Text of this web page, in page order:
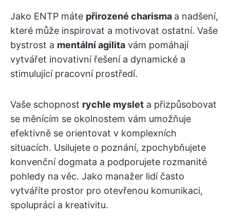
Jako ENTP máte přirozené charisma a nadšení,
které může inspirovat a motivovat ostatní. Vaše
bystrost a mentální agilita vám pomáhají
vytvářet inovativní řešení a dynamické a
stimulující pracovní prostředí.
Vaše schopnost rychle myslet a přizpůsobovat
se měnícím se okolnostem vám umožňuje
efektivně se orientovat v komplexních
situacích. Usilujete o poznání, zpochybňujete
konvenční dogmata a podporujete rozmanité
pohledy na věc. Jako manažer lidí často
vytváříte prostor pro otevřenou komunikaci,
spolupráci a kreativitu.